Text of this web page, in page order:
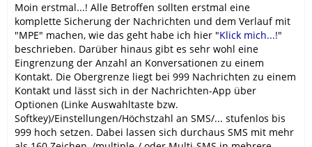
Moin erstmal...! Alle Betroffen sollten erstmal eine
komplette Sicherung der Nachrichten und dem Verlauf mit
"MPE" machen, wie das geht habe ich hier "Klick mich...!"
beschrieben. Darüber hinaus gibt es sehr wohl eine
Eingrenzung der Anzahl an Konversationen zu einem
Kontakt. Die Obergrenze liegt bei 999 Nachrichten zu einem
Kontakt und lässt sich in der Nachrichten-App über
Optionen (Linke Auswahltaste bzw.
Softkey)/Einstellungen/Höchstzahl an SMS/... stufenlos bis
999 hoch setzen. Dabei lassen sich durchaus SMS mit mehr